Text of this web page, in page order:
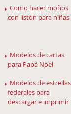
Como hacer moños
con listón para niñas
Modelos de cartas
para Papá Noel
Modelos de estrellas
federales para
descargar e imprimir